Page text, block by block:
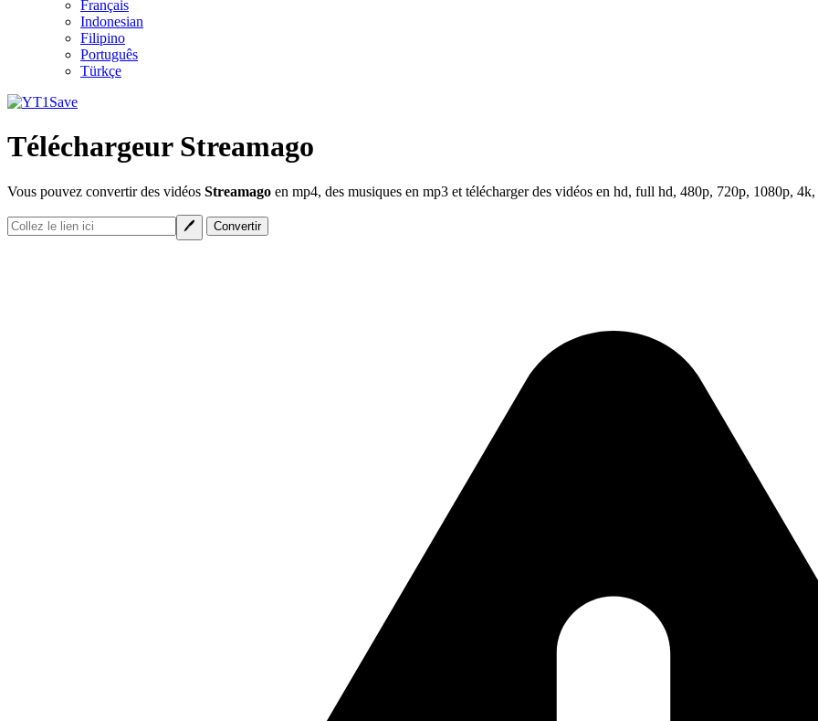
Français
Indonesian
Filipino
Português
Türkçe
Téléchargeur Streamago
Vous pouvez convertir des vidéos Streamago en mp4, des musiques en mp3 et télécharger des vidéos en hd, full hd, 480p, 720p, 1080p,